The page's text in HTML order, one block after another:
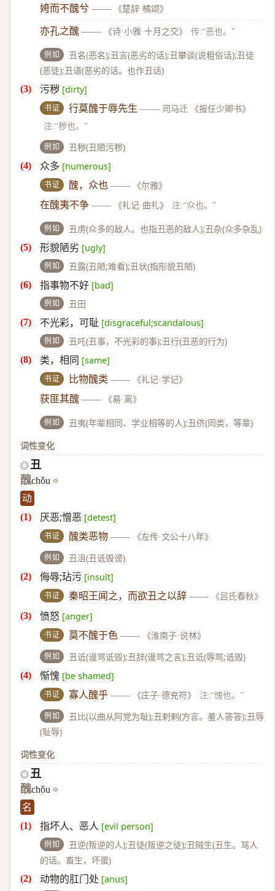
姱而不醜兮 —— 《楚辞·橘颂》
亦孔之醜 —— 《诗·小雅·十月之交》 传:“恶也。”
例如
丑名(恶名);丑言(恶劣的话);丑攀谈(说粗俗话);丑徒
(恶徒);丑语(恶劣的话。也作丑话)
污秽 [dirty]
书证 行莫醜于辱先生 —— 司马迁 《报任少卿书》
注:“秽也。”
例如 丑秽(丑陋污秽)
众多 [numerous]
书证 醜，众也 —— 《尔雅》
在醜夷不争 —— 《礼记·曲礼》 注:“众也。”
例如 丑虏(众多的敌人。也指丑恶的敌人);丑杂(众多杂乱)
形貌陋劣 [ugly]
例如 丑露(丑陋;难看);丑状(指形貌丑陋)
指事物不好 [bad]
例如 丑田
不光彩，可耻 [disgraceful;scandalous]
例如 丑吒(丑事，不光彩的事);丑行(丑恶的行为)
类，相同 [same]
书证 比物醜类 —— 《礼记·学记》
获匪其醜 —— 《易·离》
例如
丑夷(年辈相同、学业相等的人);丑侪(同类，等辈)
词性变化
◎ 丑
醜chǒu
动
厌恶;憎恶 [detest]
书证 醜类恶物 —— 《左传·文公十八年》
例如 丑沮(丑诋毁谤)
侮辱;玷污 [insult]
书证 秦昭王闻之，而欲丑之以辞 —— 《吕氏春秋》
愤怒 [anger]
书证 莫不醜于色 —— 《淮南子·说林》
例如 丑诋(谩骂诋毁);丑辞(谩骂之言);丑诋(辱骂;诋毁)
惭愧 [be shamed]
书证 寡人醜乎 —— 《庄子·德充符》 注:“愧也。”
例如
丑比(以曲从阿党为耻);丑剌剌(方言。羞人答答);丑辱
(耻辱)
词性变化
◎ 丑
醜chǒu
名
指坏人、恶人 [evil person]
例如
丑逆(叛逆的人);丑徒(叛逆之徒);丑贼生(丑生。骂人
的话。畜生，坏蛋)
动物的肛门处 [anus]